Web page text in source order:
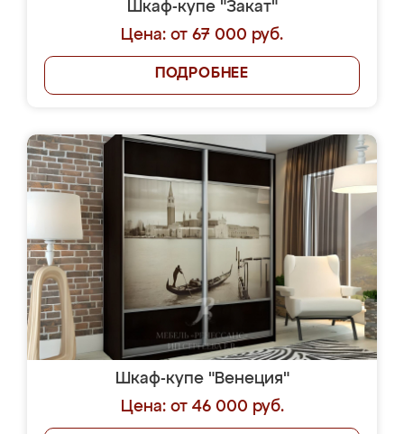
Шкаф-купе "Закат"
Цена: от 67 000 руб.
ПОДРОБНЕЕ
Шкаф-купе "Венеция"
Цена: от 46 000 руб.